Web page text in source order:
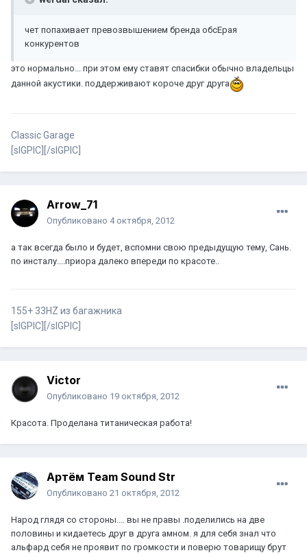
чет попахивает превозвышением бренда обсЕрая
конкурентов
это нормально... при этом ему ставят спасибки обычно владельцы
данной акустики. поддерживают короче друг друга
Classic Garage
[sIGPIC][/sIGPIC]
Arrow_71
Опубликовано 4 октября, 2012
а так всегда было и будет, вспомни свою предыдущую тему, Сань.
по инсталу....приора далеко впереди по красоте..
155+ 33HZ из багажника
[sIGPIC][/sIGPIC]
Victor
Опубликовано 19 октября, 2012
Красота. Проделана титаническая работа!
Артём Team Sound Str
Опубликовано 21 октября, 2012
Народ глядя со стороны.... вы не правы .поделились на две
половины и кидаетесь друг в друга амном. я для себя знал что
альфард себя не проявит по громкости и поверю товарищу брут